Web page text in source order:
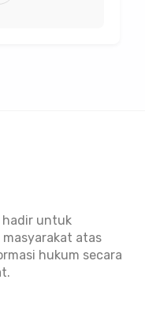
hadir untuk
atas
hukum secara